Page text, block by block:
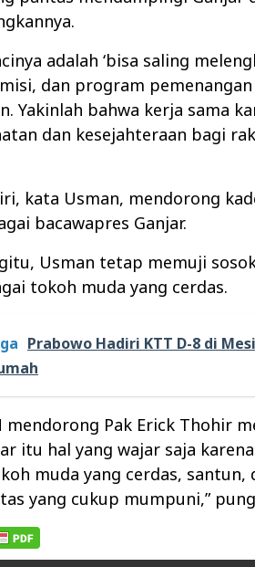
adalah ‘bisa saling
dan program
Yakinlah bahwa kerja sama
dan kesejahteraan bagi
kata Usman, mendorong
bacawapres Ganjar.
Usman tetap memuji
tokoh muda yang cerdas.
Prabowo Hadiri KTT D-8 di
mendorong Pak Erick Thohir
itu hal yang wajar saja
muda yang cerdas, santun,
yang cukup mumpuni,”